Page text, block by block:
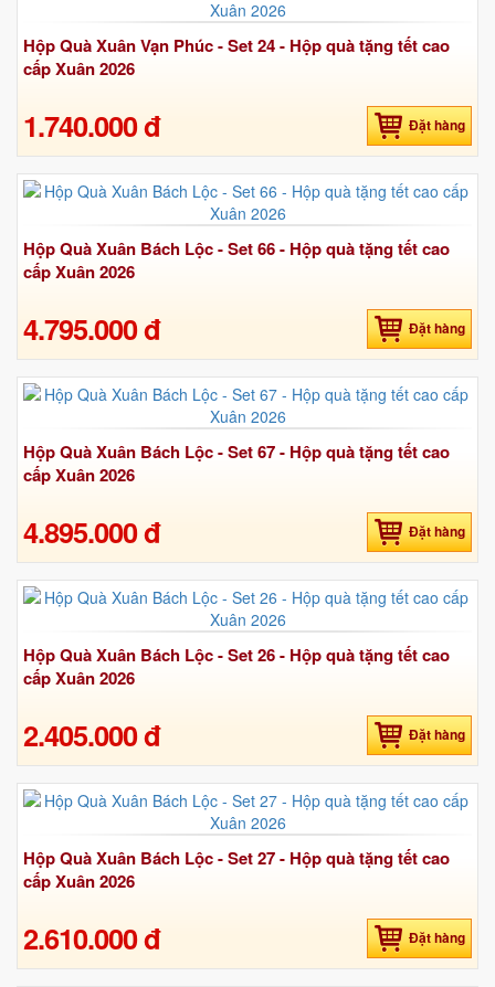
Hộp Quà Xuân Vạn Phúc - Set 24 - Hộp quà tặng tết cao
cấp Xuân 2026
1.740.000 đ Đặt hàng
Hộp Quà Xuân Bách Lộc - Set 66 - Hộp quà tặng tết cao
cấp Xuân 2026
4.795.000 đ Đặt hàng
Hộp Quà Xuân Bách Lộc - Set 67 - Hộp quà tặng tết cao
cấp Xuân 2026
4.895.000 đ Đặt hàng
Hộp Quà Xuân Bách Lộc - Set 26 - Hộp quà tặng tết cao
cấp Xuân 2026
2.405.000 đ Đặt hàng
Hộp Quà Xuân Bách Lộc - Set 27 - Hộp quà tặng tết cao
cấp Xuân 2026
2.610.000 đ Đặt hàng